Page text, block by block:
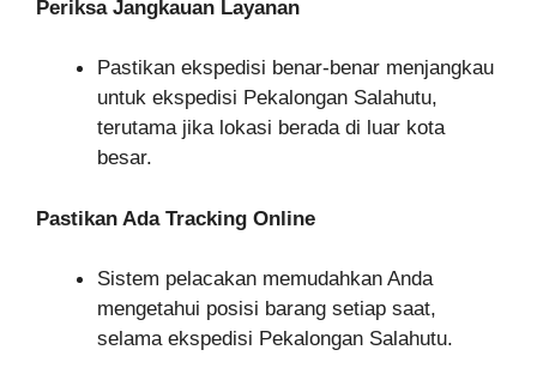
Periksa Jangkauan Layanan
Pastikan ekspedisi benar-benar menjangkau
untuk ekspedisi Pekalongan Salahutu,
terutama jika lokasi berada di luar kota
besar.
Pastikan Ada Tracking Online
Sistem pelacakan memudahkan Anda
mengetahui posisi barang setiap saat,
selama ekspedisi Pekalongan Salahutu.